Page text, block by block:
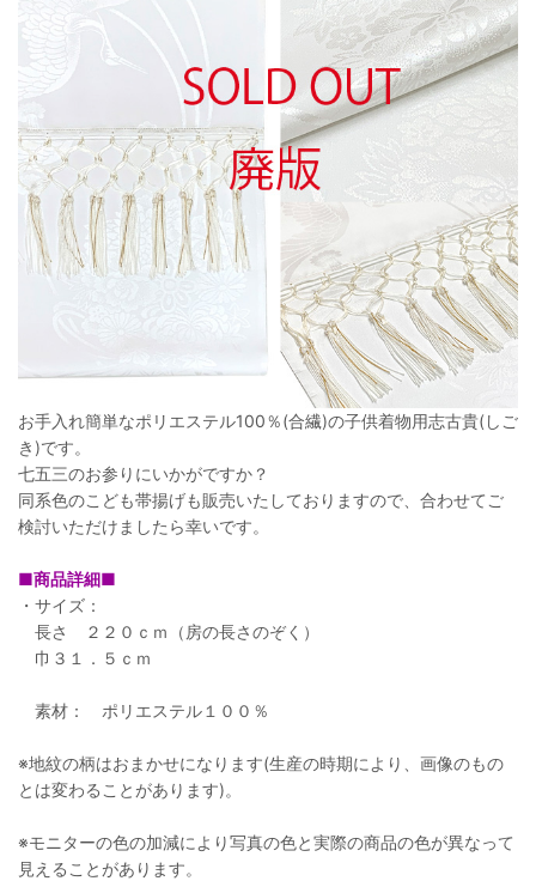
お手入れ簡単なポリエステル100％(合繊)の子供着物用志古貴(しご
き)です。
七五三のお参りにいかがですか？
同系色のこども帯揚げも販売いたしておりますので、合わせてご
検討いただけましたら幸いです。
■商品詳細■
・サイズ：
長さ ２２０ｃｍ（房の長さのぞく）
巾３１．５ｃｍ
素材： ポリエステル１００％
※地紋の柄はおまかせになります(生産の時期により、画像のもの
とは変わることがあります)。
※モニターの色の加減により写真の色と実際の商品の色が異なって
見えることがあります。